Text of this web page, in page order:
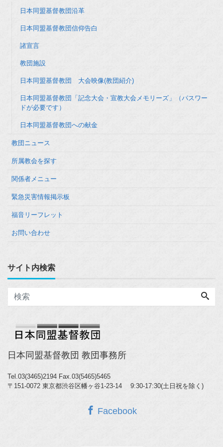
日本同盟基督教団沿革
日本同盟基督教団信仰告白
諸宣言
教団施設
日本同盟基督教団 大会映像(教団紹介)
日本同盟基督教団「記念大会・宣教大会メモリーズ」（パスワー
ドが必要です）
日本同盟基督教団への献金
教団ニュース
所属教会を探す
関係者メニュー
緊急災害情報掲示板
福音リーフレット
お問い合わせ
サイト内検索
日本同盟基督教団 教団事務所
Tel.03(3465)2194 Fax.03(5465)5465
〒151-0072 東京都渋谷区幡ヶ谷1-23-14 9:30-17:30(土日祝を除く)
Facebook